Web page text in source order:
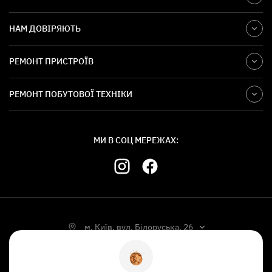
НАМ ДОВІРЯЮТЬ
РЕМОНТ ПРИСТРОЇВ
РЕМОНТ ПОБУТОВОЇ ТЕХНІКИ
МИ В СОЦ МЕРЕЖАХ:
м. Київ, вул. Білоруська, 26
УКР